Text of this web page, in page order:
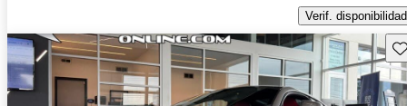
Verif. disponibilidad